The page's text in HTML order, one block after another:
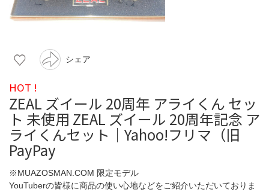
シェア
HOT !
ZEAL ズイール 20周年 アライくん セッ
ト 未使用 ZEAL ズイール 20周年記念 ア
ライくんセット｜Yahoo!フリマ（旧
PayPay
※MUAZOSMAN.COM 限定モデル
YouTuberの皆様に商品の使い心地などをご紹介いただいておりま